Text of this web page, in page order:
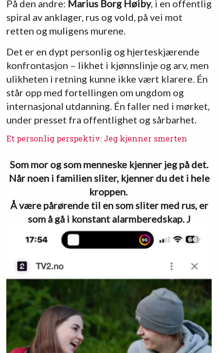
På den andre: Marius Borg Høiby, i en offentlig
spiral av anklager, rus og vold, på vei mot
retten og muligens murene.
Det er en dypt personlig og hjerteskjærende
konfrontasjon – likhet i kjønnslinje og arv, men
ulikheten i retning kunne ikke vært klarere. Én
står opp med fortellingen om ungdom og
internasjonal utdanning. Én faller ned i mørket,
under presset fra offentlighet og sårbarhet.
Et personlig perspektiv: Jeg kjenner smerten
Som mor og som menneske kjenner jeg på det.
Når noen i familien sliter, kjenner du det i hele
kroppen.
Å være pårørende til en som sliter med rus, er
som å gå i konstant alarmberedskap. J